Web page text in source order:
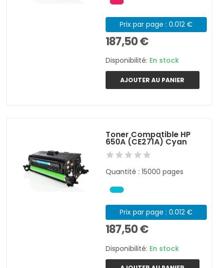
Prix par page : 0.012 €
187,50 €
Disponibilité: En stock
AJOUTER AU PANIER
Toner Compatible HP
650A (CE271A) Cyan
Quantité : 15000 pages
Prix par page : 0.012 €
187,50 €
Disponibilité: En stock